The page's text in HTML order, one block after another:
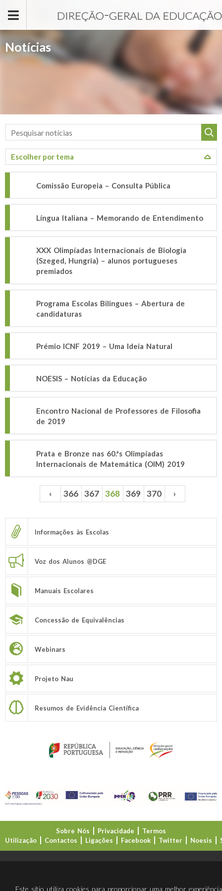
Notícias
Comissão Europeia – Consulta Pública
Língua Italiana – Memorando de Entendimento
XXX Olimpíadas Internacionais de Biologia
(Szeged, Hungria) – alunos portugueses
premiados
Programa Escolas Bilingues – Abertura de
candidaturas
Prémio ICNF 2019 – Uma Ideia Natural
NOESIS – Notícias da Educação
Encontro Nacional de Professores de Filosofia
de 2019
Prata e Bronze nas 60.ªs Olimpíadas
Internacionais de Matemática (OIM) 2019
Páginas ‹ 366 367 368 369 370 ›
Informações às Escolas
Voz dos Alunos @DGE
Manuais Escolares
Concessão de Equivalências
Webinars
Projeto Nau
Resumos de Evidência Científica
Sobre Nós Privacidade
Termos
Utilização
Contactos Ligações Facebook Twitter Noesis
Este sítio utiliza cookies para proporcionar uma melhor